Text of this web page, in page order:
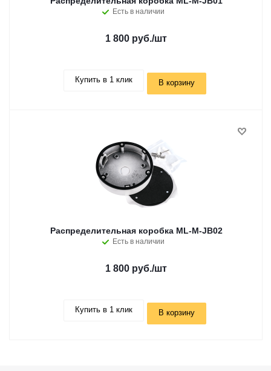
Есть в наличии
1 800 руб./шт
Купить в 1 клик В корзину
Распределительная коробка ML-M-JB02
Есть в наличии
1 800 руб./шт
Купить в 1 клик В корзину